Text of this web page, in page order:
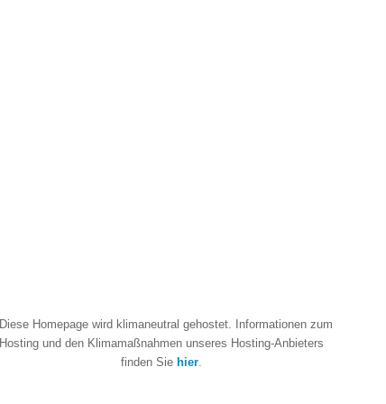
Diese Homepage wird klimaneutral gehostet. Informationen zum
Hosting und den Klimamaßnahmen unseres Hosting-Anbieters
finden Sie hier.